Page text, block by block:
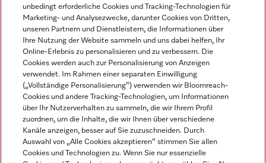
Alle anzeigen
Navigation
Service
unbedingt erforderliche Cookies und Tracking-Technologien für
Marketing- und Analysezwecke, darunter Cookies von Dritten,
unseren Partnern und Dienstleistern, die Informationen über
Ihre Nutzung der Website sammeln und uns dabei helfen, Ihr
Online-Erlebnis zu personalisieren und zu verbessern. Die
Cookies werden auch zur Personalisierung von Anzeigen
verwendet. Im Rahmen einer separaten Einwilligung
(„Vollständige Personalisierung“) verwenden wir Bloomreach-
Cookies und andere Tracking-Technologien, um Informationen
über Ihr Nutzerverhalten zu sammeln, die wir Ihrem Profil
zuordnen, um die Inhalte, die wir Ihnen über verschiedene
Kanäle anzeigen, besser auf Sie zuzuschneiden. Durch
Auswahl von „Alle Cookies akzeptieren“ stimmen Sie allen
Cookies und Technologien zu. Wenn Sie nur essenzielle